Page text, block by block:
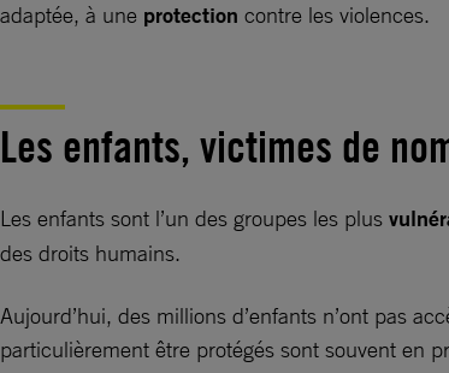
adaptée, à une protection contre les violences.
Les enfants, victimes de
Les enfants sont l’un des groupes les plus
des droits humains.
Aujourd’hui, des millions d’enfants n’ont pas
particulièrement être protégés sont souvent en